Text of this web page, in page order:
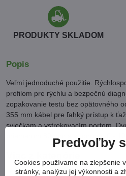
PRODUKTY SKLADOM
Popis
Veľmi jednoduché použitie.
profilom pre rýchlu a bezpečnú
zopakovanie testu bez opätovného
355 mm kábel pre ľahký prístup k
sviečkam a vstrekovacím portom.
priemerom 80 mm a stupnicou 0 -
DIAGNOSTIKA / SKÚŠAČKY /
Predvoľby
Cookies používame na zlepšenie
stránky, analýzu jej výkonnosti a